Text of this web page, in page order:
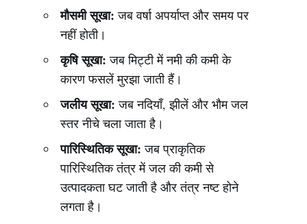
मौसमी सूखा: जब वर्षा अपर्याप्त और समय पर
नहीं होती।
कृषि सूखा: जब मिट्टी में नमी की कमी के
कारण फसलें मुरझा जाती हैं।
जलीय सूखा: जब नदियाँ, झीलें और भौम जल
स्तर नीचे चला जाता है।
पारिस्थितिक सूखा: जब प्राकृतिक
पारिस्थितिक तंत्र में जल की कमी से
उत्पादकता घट जाती है और तंत्र नष्ट होने
लगता है।